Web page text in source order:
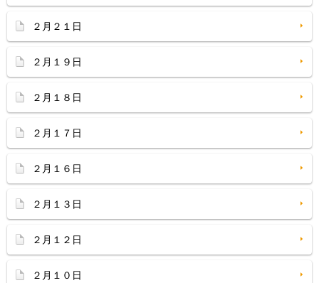
２月２１日
２月１９日
２月１８日
２月１７日
２月１６日
２月１３日
２月１２日
２月１０日